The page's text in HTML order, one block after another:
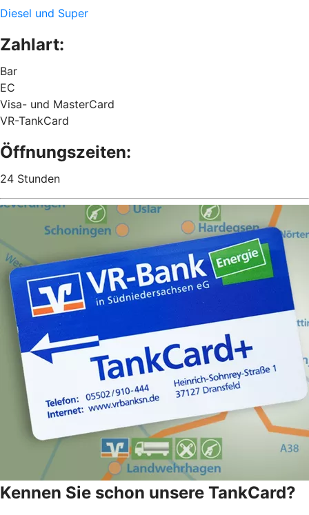
Diesel und Super
Zahlart:
Bar
EC
Visa- und MasterCard
VR-TankCard
Öffnungszeiten:
24 Stunden
Kennen Sie schon unsere TankCard?